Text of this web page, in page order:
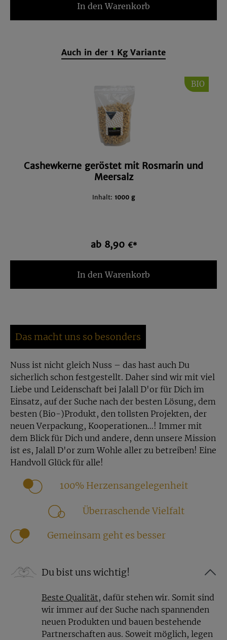
In den Warenkorb
Auch in der 1 Kg Variante
BIO
Cashewkerne geröstet mit Rosmarin und
Meersalz
Inhalt: 1000 g
ab 8,90 €*
In den Warenkorb
Das macht uns so besonders
Nuss ist nicht gleich Nuss – das hast auch Du
sicherlich schon festgestellt. Daher sind wir mit viel
Liebe und Leidenschaft bei Jalall D'or für Dich im
Einsatz, auf der Suche nach der besten Lösung, dem
besten (Bio-)Produkt, den tollsten Projekten, der
neuen Verpackung, Kooperationen…! Immer mit
dem Blick für Dich und andere, denn unsere Mission
ist es, Jalall D'or zum Wohle aller zu betreiben! Eine
Handvoll Glück für alle!
100% Herzensangelegenheit
Überraschende Vielfalt
Gemeinsam geht es besser
Du bist uns wichtig!
Beste Qualität, dafür stehen wir. Somit sind
wir immer auf der Suche nach spannenden
neuen Produkten und bauen bestehende
Partnerschaften aus. Soweit möglich, legen